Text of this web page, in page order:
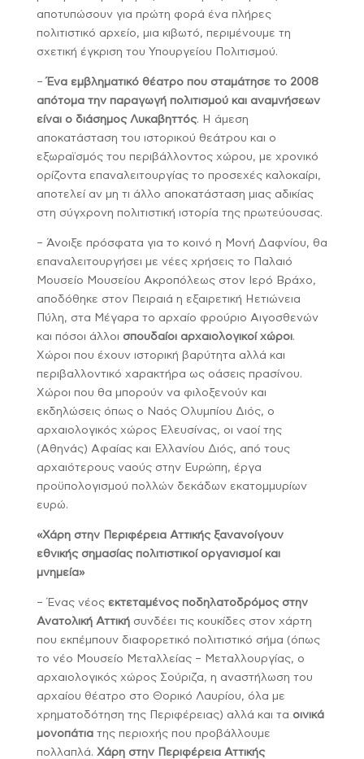
αποτυπώσουν για πρώτη φορά ένα πλήρες
πολιτιστικό αρχείο, μια κιβωτό, περιμένουμε τη
σχετική έγκριση του Υπουργείου Πολιτισμού.
–Ένα εμβληματικό θέατρο που σταμάτησε το 2008
απότομα την παραγωγή πολιτισμού και αναμνήσεων
είναι ο διάσημος Λυκαβηττός. Η άμεση
αποκατάσταση του ιστορικού θεάτρου και ο
εξωραϊσμός του περιβάλλοντος χώρου, με χρονικό
ορίζοντα επαναλειτουργίας το προσεχές καλοκαίρι,
αποτελεί αν μη τι άλλο αποκατάσταση μιας αδικίας
στη σύγχρονη πολιτιστική ιστορία της πρωτεύουσας.
– Άνοιξε πρόσφατα για το κοινό η Μονή Δαφνίου, θα
επαναλειτουργήσει με νέες χρήσεις το Παλαιό
Μουσείο Μουσείου Ακροπόλεως στον Ιερό Βράχο,
αποδόθηκε στον Πειραιά η εξαιρετική Ηετιώνεια
Πύλη, στα Μέγαρα το αρχαίο φρούριο Αιγοσθενών
και πόσοι άλλοι σπουδαίοι αρχαιολογικοί χώροι.
Χώροι που έχουν ιστορική βαρύτητα αλλά και
περιβαλλοντικό χαρακτήρα ως οάσεις πρασίνου.
Χώροι που θα μπορούν να φιλοξενούν και
εκδηλώσεις όπως ο Ναός Ολυμπίου Διός, ο
αρχαιολογικός χώρος Ελευσίνας, οι ναοί της
(Αθηνάς) Αφαίας και Ελλανίου Διός, από τους
αρχαιότερους ναούς στην Ευρώπη, έργα
προϋπολογισμού πολλών δεκάδων εκατομμυρίων
ευρώ.
«Χάρη στην Περιφέρεια Αττικής ξανανοίγουν
εθνικής σημασίας πολιτιστικοί οργανισμοί και
μνημεία»
– Ένας νέος εκτεταμένος ποδηλατοδρόμος στην
Ανατολική Αττικήσυνδέει τις κουκίδες στον χάρτη
που εκπέμπουν διαφορετικό πολιτιστικό σήμα (όπως
το νέο Μουσείο Μεταλλείας – Μεταλλουργίας, ο
αρχαιολογικός χώρος Σούριζα, η αναστήλωση του
αρχαίου θέατρο στο Θορικό Λαυρίου, όλα με
χρηματοδότηση της Περιφέρειας) αλλά και τα οινικά
μονοπάτια της περιοχής που προβάλλουμε
πολλαπλά. Χάρη στην Περιφέρεια Αττικής